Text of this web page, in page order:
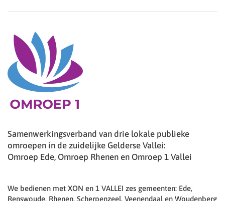
Samenwerkingsverband van drie lokale publieke
omroepen in de zuidelijke Gelderse Vallei:
Omroep Ede, Omroep Rhenen en Omroep 1 Vallei
We bedienen met XON en 1 VALLEI zes gemeenten: Ede,
Renswoude, Rhenen, Scherpenzeel, Veenendaal en Woudenberg